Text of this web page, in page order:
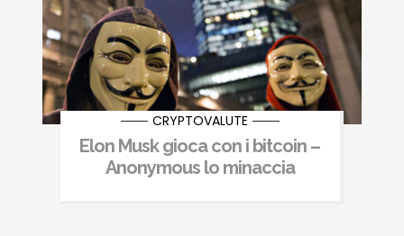
CRYPTOVALUTE
Elon Musk gioca con i bitcoin –
Anonymous lo minaccia